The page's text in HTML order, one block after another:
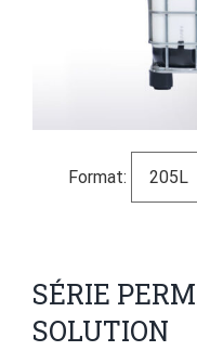
Format:
SÉRIE
SOLUTION